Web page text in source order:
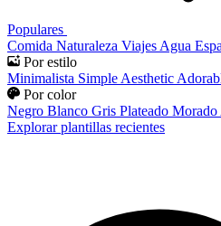
Populares
Comida Naturaleza Viajes Agua
Por estilo
Minimalista Simple Aesthetic
Por color
Negro Blanco Gris Plateado Morado
Explorar plantillas recientes